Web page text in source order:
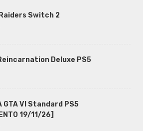
Switch 2
Deluxe PS5
GTA VI Standard PS5
19/11/26]